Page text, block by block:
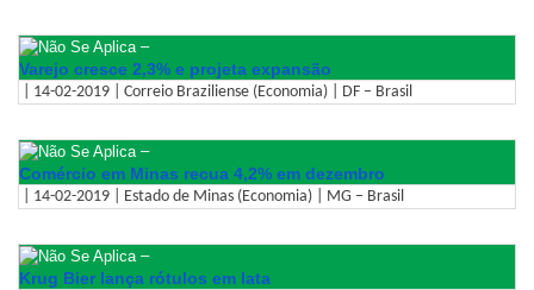
–
Varejo cresce 2,3% e projeta expansão
| 14-02-2019 | Correio Braziliense (Economia) | DF – Brasil
–
Comércio em Minas recua 4,2% em dezembro
| 14-02-2019 | Estado de Minas (Economia) | MG – Brasil
–
Krug Bier lança rótulos em lata